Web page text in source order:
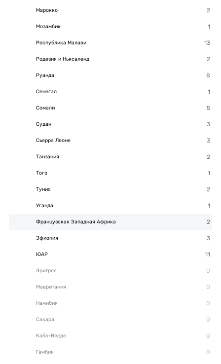
Марокко
Мозамбик
Республика Малави
Родезия и Ньясаленд
Руанда
Сенегал
Сомали
Судан
Сьерра Леоне
Танзания
Того
Тунис
Уганда
Французская Западная Африка
Эфиопия
ЮАР
Эритрея
Мавритания
Намибия
Сахара
Кабо-Верде
Гамбия